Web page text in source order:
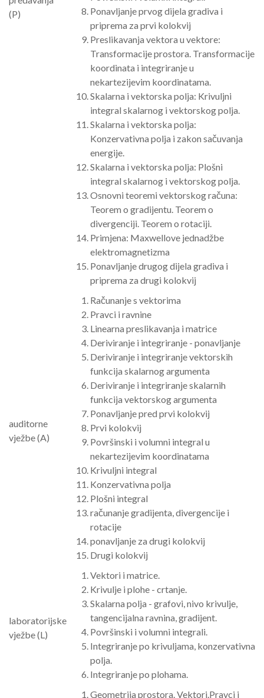
(P)
Ponavljanje prvog dijela gradiva i
priprema za prvi kolokvij
Preslikavanja vektora u vektore:
Transformacije prostora. Transformacije
koordinata i integriranje u
nekartezijevim koordinatama.
Skalarna i vektorska polja: Krivuljni
integral skalarnog i vektorskog polja.
Skalarna i vektorska polja:
Konzervativna polja i zakon sačuvanja
energije.
Skalarna i vektorska polja: Plošni
integral skalarnog i vektorskog polja.
Osnovni teoremi vektorskog računa:
Teorem o gradijentu. Teorem o
divergenciji. Teorem o rotaciji.
Primjena: Maxwellove jednadžbe
elektromagnetizma
Ponavljanje drugog dijela gradiva i
priprema za drugi kolokvij
auditorne
vježbe (A)
Računanje s vektorima
Pravci i ravnine
Linearna preslikavanja i matrice
Deriviranje i integriranje - ponavljanje
Deriviranje i integriranje vektorskih
funkcija skalarnog argumenta
Deriviranje i integriranje skalarnih
funkcija vektorskog argumenta
Ponavljanje pred prvi kolokvij
Prvi kolokvij
Površinski i volumni integral u
nekartezijevim koordinatama
Krivuljni integral
Konzervativna polja
Plošni integral
računanje gradijenta, divergencije i
rotacije
ponavljanje za drugi kolokvij
Drugi kolokvij
laboratorijske
vježbe (L)
Vektori i matrice.
Krivulje i plohe - crtanje.
Skalarna polja - grafovi, nivo krivulje,
tangencijalna ravnina, gradijent.
Površinski i volumni integrali.
Integriranje po krivuljama, konzervativna
polja.
Integriranje po plohama.
Geometrija prostora. Vektori.Pravci i